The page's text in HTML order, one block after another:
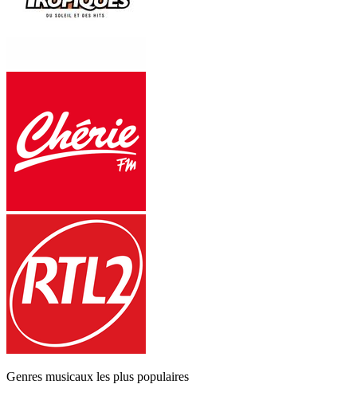
Genres musicaux les plus populaires